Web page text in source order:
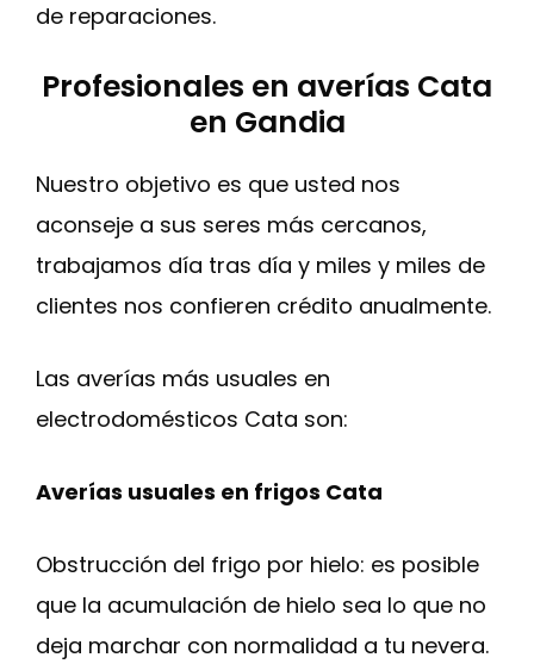
de reparaciones.
Profesionales en averías Cata
en Gandia
Nuestro objetivo es que usted nos
aconseje a sus seres más cercanos,
trabajamos día tras día y miles y miles de
clientes nos confieren crédito anualmente.
Las averías más usuales en
electrodomésticos Cata son:
Averías usuales en frigos Cata
Obstrucción del frigo por hielo: es posible
que la acumulación de hielo sea lo que no
deja marchar con normalidad a tu nevera.